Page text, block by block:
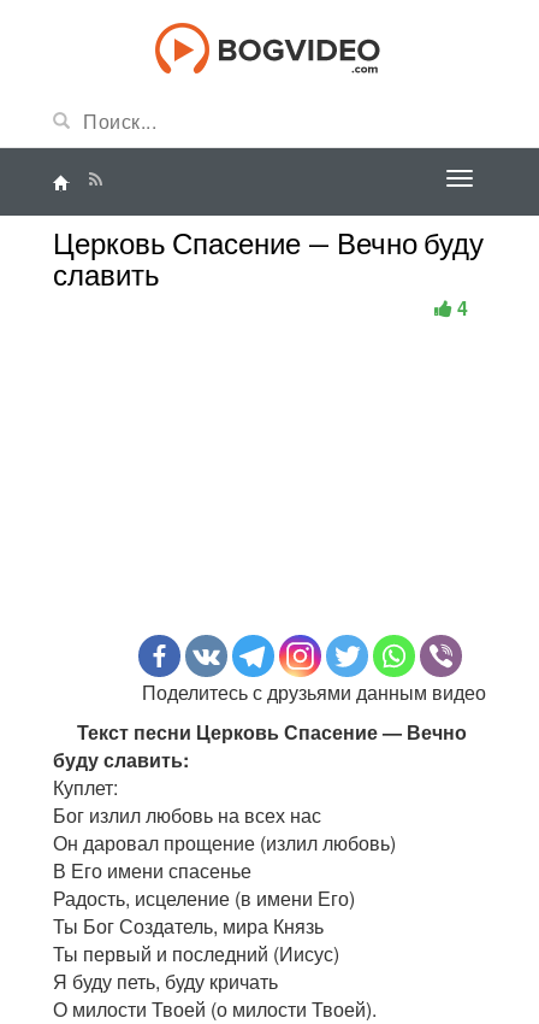
Церковь Спасение — Вечно буду
славить
4
Поделитесь с друзьями данным видео
Текст песни Церковь Спасение — Вечно
буду славить:
Куплет:
Бог излил любовь на всех нас
Он даровал прощение (излил любовь)
В Его имени спасенье
Радость, исцеление (в имени Его)
Ты Бог Создатель, мира Князь
Ты первый и последний (Иисус)
Я буду петь, буду кричать
О милости Твоей (о милости Твоей).